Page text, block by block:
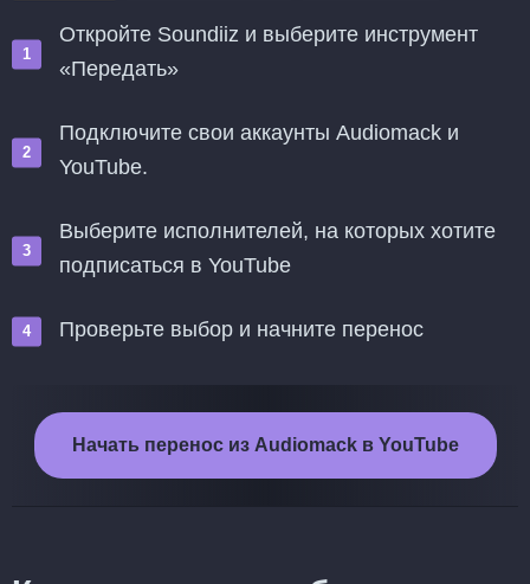
Откройте Soundiiz и выберите инструмент
«Передать»
Подключите свои аккаунты Audiomack и
YouTube.
Выберите исполнителей, на которых хотите
подписаться в YouTube
Проверьте выбор и начните перенос
Начать перенос из Audiomack в YouTube